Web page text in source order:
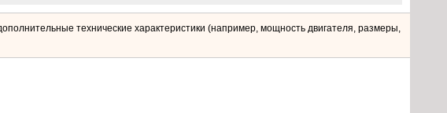
технические характеристики (например, мощность двигателя, размеры,